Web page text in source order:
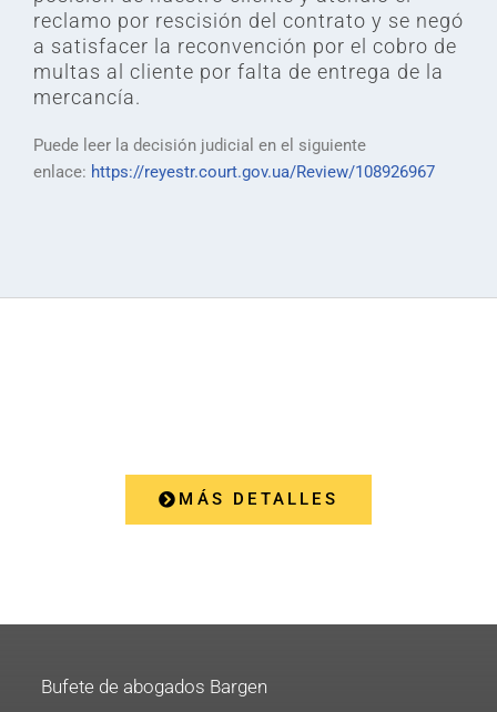
reclamo por rescisión del contrato y se negó
a satisfacer la reconvención por el cobro de
multas al cliente por falta de entrega de la
mercancía.
Puede leer la decisión judicial en el siguiente
enlace: https://reyestr.court.gov.ua/Review/108926967
MÁS DETALLES
Bufete de abogados Bargen